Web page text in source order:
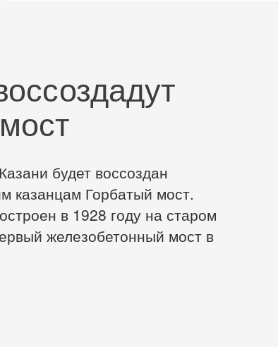
будет воссоздан
казанцам Горбатый мост.
в 1928 году на старом
железобетонный мост в